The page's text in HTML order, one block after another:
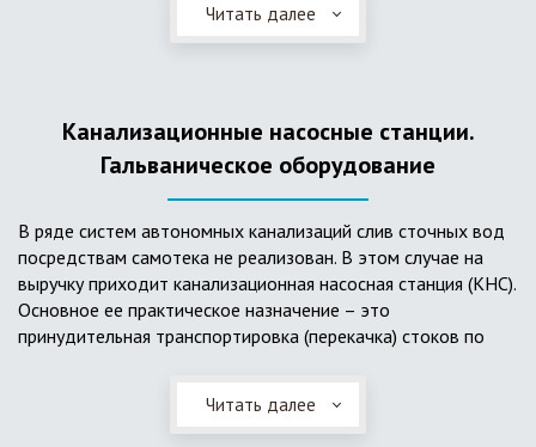
Главное и неоспоримое преимущество кессонов – это
возможность эксплуатации в условиях пониженных
подвержены промерзанию. Оптимальный вариант
установки железобетонных кессонов – это заниженный
уровень грунтовых вод (УГВ) на участке, а кессон,
выполненный из пластика, может служить на территории с
высоким УГВ.
Очищенная вода без перебоев – незабвенная мечта
каждого владельца загородного дома. Чтобы выполнить
установку кессонов, погребов и колодцев, вам непременно
следует воспользоваться услугами специалистов нашей
компании. Мы максимально оперативно и качественно
проведем весь комплекс изыскательских мероприятий,
выполним необходимые расчеты и проектирование,
Читать далее
Канализационные насосные станции.
Гальваническое оборудование
В ряде систем автономных канализаций слив сточных вод
посредствам самотека не реализован. В этом случае на
выручку приходит канализационная насосная станция (КНС).
Основное ее практическое назначение – это
принудительная транспортировка (перекачка) стоков по
Такая станция может позиционироваться как в подвальном
помещении дома, так и функционировать в условиях
Читать далее